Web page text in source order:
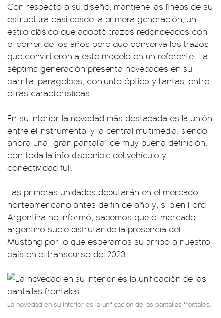
Con respecto a su diseño, mantiene las líneas de su
estructura casi desde la primera generación, un
estilo clásico que adoptó trazos redondeados con
el correr de los años pero que conserva los trazos
que convirtieron a este modelo en un referente. La
séptima generación presenta novedades en su
parrilla, paragolpes, conjunto óptico y llantas, entre
otras características.
En su interior la novedad más destacada es la unión
entre el instrumental y la central multimedia, siendo
ahora una “gran pantalla” de muy buena definición,
con toda la info disponible del vehículo y
conectividad full.
Las primeras unidades debutarán en el mercado
norteamericano antes de fin de año y, si bien Ford
Argentina no informó, sabemos que el mercado
argentino suele disfrutar de la presencia del
Mustang por lo que esperamos su arribo a nuestro
país en el transcurso del 2023.
La novedad en su interior es la unificación de las pantallas frontales.